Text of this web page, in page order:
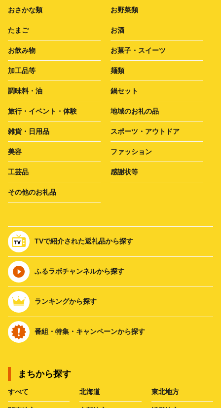
おさかな類 お野菜類
たまご お酒
お飲み物 お菓子・スイーツ
加工品等 麺類
調味料・油 鍋セット
旅行・イベント・体験 地域のお礼の品
雑貨・日用品 スポーツ・アウトドア
美容 ファッション
工芸品 感謝状等
その他のお礼品
TVで紹介された返礼品から探す
ふるラボチャンネルから探す
ランキングから探す
番組・特集・キャンペーンから探す
まちから探す
すべて 北海道 東北地方